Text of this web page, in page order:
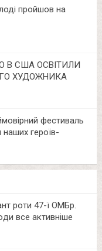
пройшов на
В США ОСВІТИЛИ
ХУДОЖНИКА
фестиваль
наших героїв-
роти 47-ї ОМБр.
все активніше